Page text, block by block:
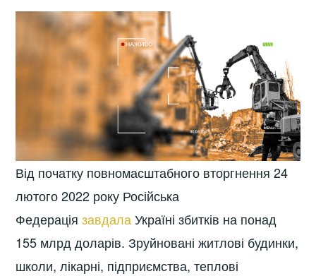
Від початку повномасштабного вторгнення 24
лютого 2022 року Російська
Федераціязавдала Україні збитків на понад
155 млрд доларів. Зруйновані житлові будинки,
школи, лікарні, підприємства, теплові